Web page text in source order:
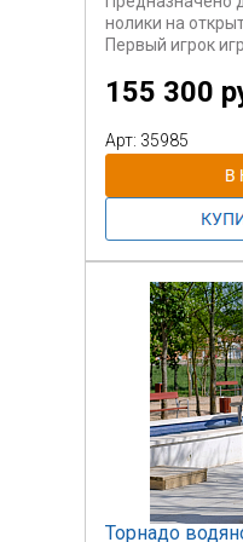
нолики на
Первый игрок
"ноликами". Или
очереди ставят
поля свои знаки.
Первый
три свои фигуры
горизонтали
выигрывает.
Панель
участие 2-х
155 300
Арт: 35985
Торнадо